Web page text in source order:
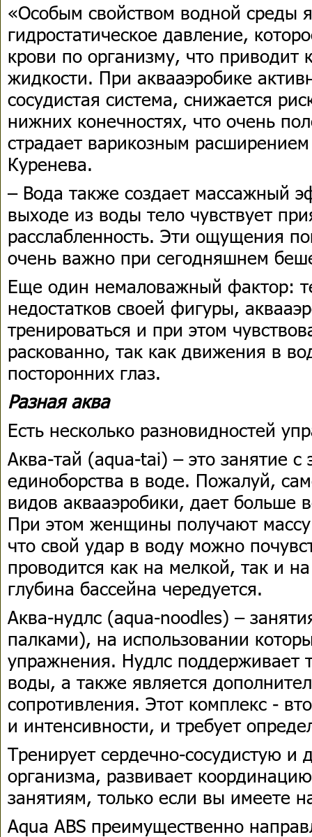
«Особым свойством водной среды
гидростатическое давление,
крови по организму, что
жидкости. При аквааэробике
сосудистая система, снижается
нижних конечностях, что очень
страдает варикозным
Куренева.
– Вода также создает массажный
выходе из воды тело чувствует
расслабленность. Эти ощущения
очень важно при сегодняшнем
Еще один немаловажный фактор:
недостатков своей фигуры,
тренироваться и при этом
раскованно, так как движения в
посторонних глаз.
Разная аква
Есть несколько разновидностей
Аква-тай (aqua-tai) – это занятие с
единоборства в воде. Пожалуй,
видов аквааэробики, дает больше
При этом женщины получают массу
что свой удар в воду можно
проводится как на мелкой, так и
глубина бассейна чередуется.
Аква-нудлс (aqua-noodles) –
палками), на использовании
упражнения. Нудлс поддерживает
воды, а также является
сопротивления. Этот комплекс -
и интенсивности, и требует
Тренирует сердечно-сосудистую и
организма, развивает
занятиям, только если вы имеете
Aqua ABS преимущественно